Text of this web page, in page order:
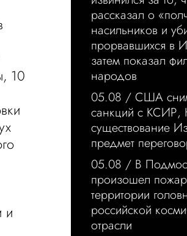
10
и
рассказал о
насильников и
прорвавшихся в
затем показал
народов
05.08 / США
санкций с КСИР,
существование
предмет
05.08 / В
произошел
территории
российской
отрасли